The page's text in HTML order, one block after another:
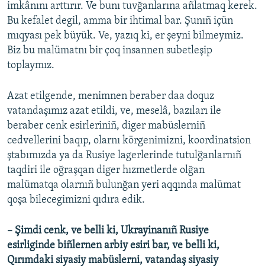
imkânını arttırır. Ve bunı tuvğanlarına añlatmaq kerek.
Bu kefalet degil, amma bir ihtimal bar. Şunıñ içün
mıqyası pek büyük. Ve, yazıq ki, er şeyni bilmeymiz.
Biz bu malümatnı bir çoq insannen subetleşip
toplaymız.
Azat etilgende, menimnen beraber daa doquz
vatandaşımız azat etildi, ve, meselâ, bazıları ile
beraber cenk esirleriniñ, diger mabüslerniñ
cedvellerini baqıp, olarnı körgenimizni, koordinatsion
ştabımızda ya da Rusiye lagerlerinde tutulğanlarnıñ
taqdiri ile oğraşqan diger hızmetlerde olğan
malümatqa olarnıñ bulunğan yeri aqqında malümat
qoşa bilecegimizni qıdıra edik.
– Şimdi cenk, ve belli ki, Ukrayinanıñ Rusiye
esirliginde biñlernen arbiy esiri bar, ve belli ki,
Qırımdaki siyasiy mabüslerni, vatandaş siyasiy